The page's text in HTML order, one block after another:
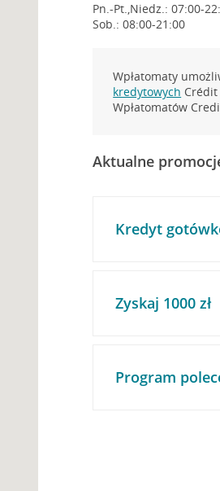
Pn.-Pt.,Niedz.: 07:00-
Sob.: 08:00-21:00
Wpłatomaty
kredytowych
Wpłatomatów
Aktualne
Kredyt
Zyskaj 1000 zł
Program